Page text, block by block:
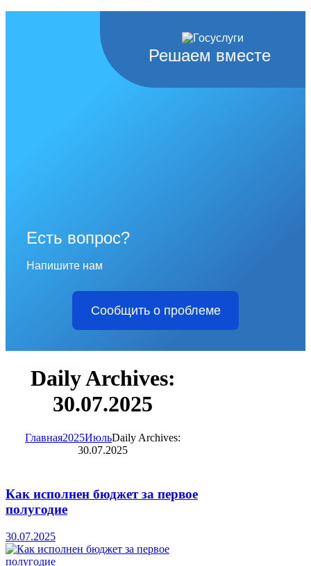
Решаем вместе
Есть вопрос?
Напишите нам
Сообщить о проблеме
Daily Archives:
30.07.2025
Главная2025ИюльDaily Archives:
30.07.2025
Как исполнен бюджет за первое
полугодие
30.07.2025